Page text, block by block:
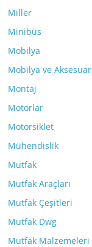
Miller
Minibüs
Mobilya
Mobilya ve Aksesuar
Montaj
Motorlar
Motorsiklet
Mühendislik
Mutfak
Mutfak Araçları
Mutfak Çeşitleri
Mutfak Dwg
Mutfak Malzemeleri